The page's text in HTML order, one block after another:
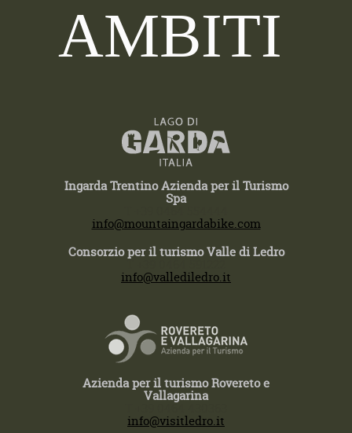
AMBITI
Ingarda Trentino Azienda per il Turismo
Spa
info@mountaingardabike.com
Consorzio per il turismo Valle di Ledro
info@vallediledro.it
Azienda per il turismo Rovereto e
Vallagarina
info@visitledro.it